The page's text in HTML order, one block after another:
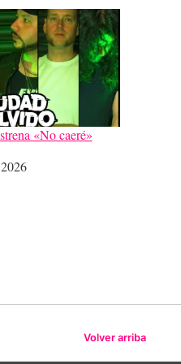
«No caeré»
Volver arriba